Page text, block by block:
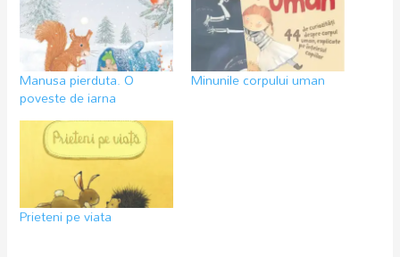
Manusa pierduta. O
poveste de iarna
Minunile corpului uman
Prieteni pe viata